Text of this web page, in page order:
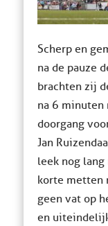
Scherp en
na de pauze
brachten zij
na 6
doorgang
Jan
leek nog
korte metten
geen vat op
en